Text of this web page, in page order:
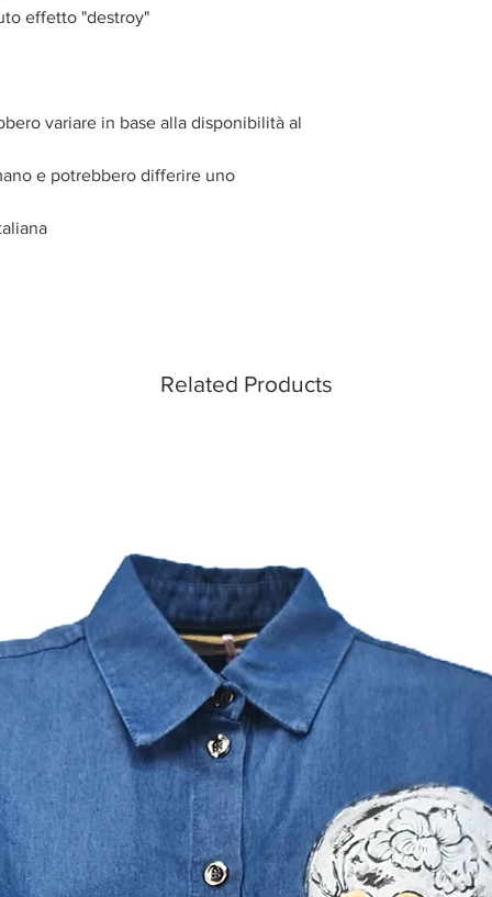
effetto "destroy"
variare in base alla disponibilità al
e potrebbero differire uno
Related Products